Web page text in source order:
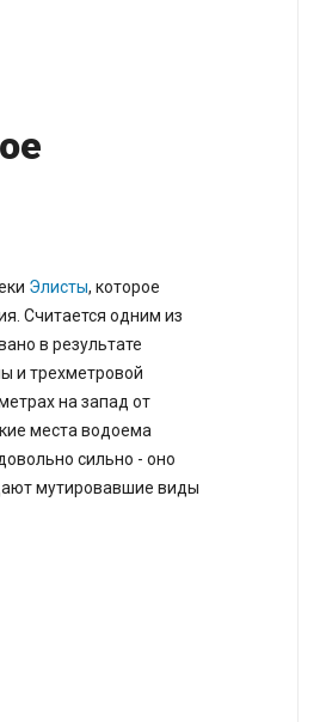
Элисты, которое
Считается одним из
в результате
и трехметровой
на запад от
места водоема
сильно - оно
мутировавшие виды